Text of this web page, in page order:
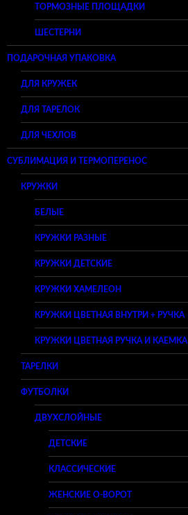
ТОРМОЗНЫЕ ПЛОЩАДКИ
ШЕСТЕРНИ
ПОДАРОЧНАЯ УПАКОВКА
ДЛЯ КРУЖЕК
ДЛЯ ТАРЕЛОК
ДЛЯ ЧЕХЛОВ
СУБЛИМАЦИЯ И ТЕРМОПЕРЕНОС
КРУЖКИ
БЕЛЫЕ
КРУЖКИ РАЗНЫЕ
КРУЖКИ ДЕТСКИЕ
КРУЖКИ ХАМЕЛЕОН
КРУЖКИ ЦВЕТНАЯ ВНУТРИ + РУЧКА
КРУЖКИ ЦВЕТНАЯ РУЧКА И КАЕМКА
ТАРЕЛКИ
ФУТБОЛКИ
ДВУХСЛОЙНЫЕ
ДЕТСКИЕ
КЛАССИЧЕСКИЕ
ЖЕНСКИЕ O-ВОРОТ